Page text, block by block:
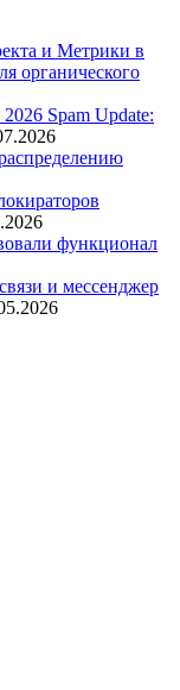
и Метрики в
органического
Spam Update:
функционал
и мессенджер